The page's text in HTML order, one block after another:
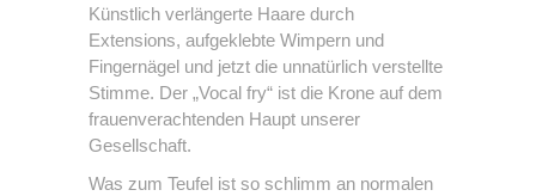
Künstlich verlängerte Haare durch
Extensions, aufgeklebte Wimpern und
Fingernägel und jetzt die unnatürlich verstellte
Stimme. Der „Vocal fry“ ist die Krone auf dem
frauenverachtenden Haupt unserer
Gesellschaft.
Was zum Teufel ist so schlimm an normalen